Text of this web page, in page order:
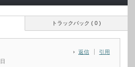
トラックバック ( 0 )
返信 引用